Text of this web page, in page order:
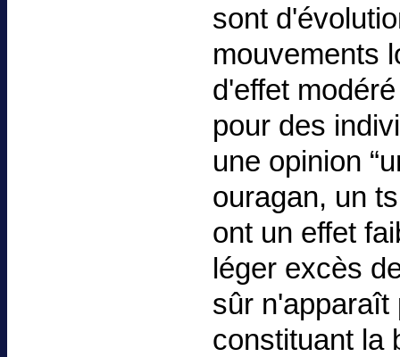
sont
mouvements
d'effet
pour des
une opinion
ouragan, un
ont un effet
léger excès
sûr n'apparaît
constituant la